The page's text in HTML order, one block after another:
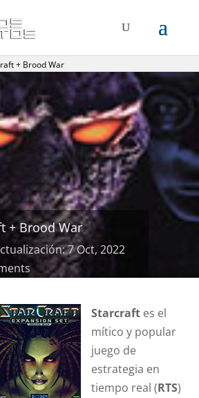
+ Brood War
+ Brood War
7 Oct, 2022
Starcraft es el
mítico y popular
juego de
estrategia en
tiempo real (RTS)